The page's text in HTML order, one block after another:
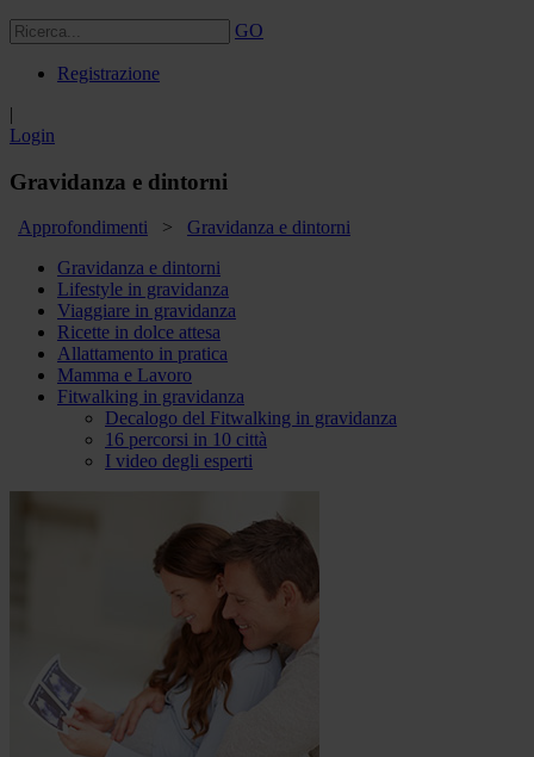
GO
Registrazione
|
Login
Gravidanza e dintorni
Approfondimenti > Gravidanza e dintorni
Gravidanza e dintorni
Lifestyle in gravidanza
Viaggiare in gravidanza
Ricette in dolce attesa
Allattamento in pratica
Mamma e Lavoro
Fitwalking in gravidanza
Decalogo del Fitwalking in gravidanza
16 percorsi in 10 città
I video degli esperti